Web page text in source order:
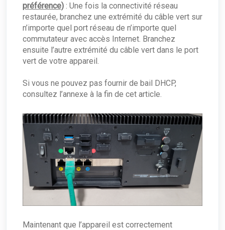
préférence) : Une fois la connectivité réseau
restaurée, branchez une extrémité du câble vert sur
n’importe quel port réseau de n’importe quel
commutateur avec accès Internet. Branchez
ensuite l’autre extrémité du câble vert dans le port
vert de votre appareil.
Si vous ne pouvez pas fournir de bail DHCP,
consultez l’annexe à la fin de cet article.
Maintenant que l’appareil est correctement